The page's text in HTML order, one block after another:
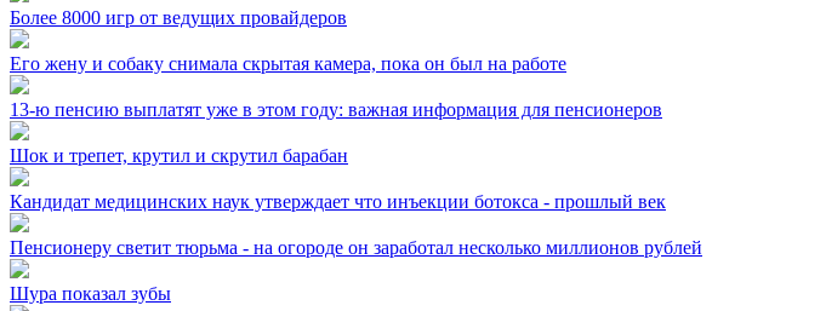
Более 8000 игр от ведущих провайдеров
Его жену и собаку снимала скрытая камера, пока он был на работе
13-ю пенсию выплатят уже в этом году: важная информация для пенсионеров
Шок и трепет, крутил и скрутил барабан
Кандидат медицинских наук утверждает что инъекции ботокса - прошлый век
Пенсионеру светит тюрьма - на огороде он заработал несколько миллионов рублей
Шура показал зубы